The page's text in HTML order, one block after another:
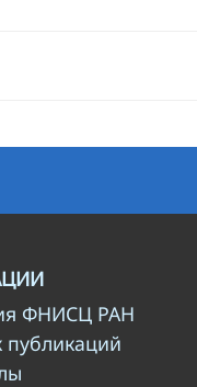
ФНИСЦ РАН
публикаций